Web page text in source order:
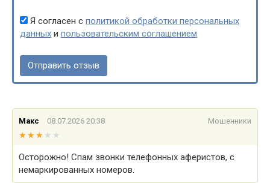
Я согласен с политикой обработки персональных
данных и пользовательским соглашением
Макс 08.07.2026 20:38 Мошенники
★★★★★
★★★★★
Осторожно! Спам звонки телефонных аферистов, с
немаркированных номеров.